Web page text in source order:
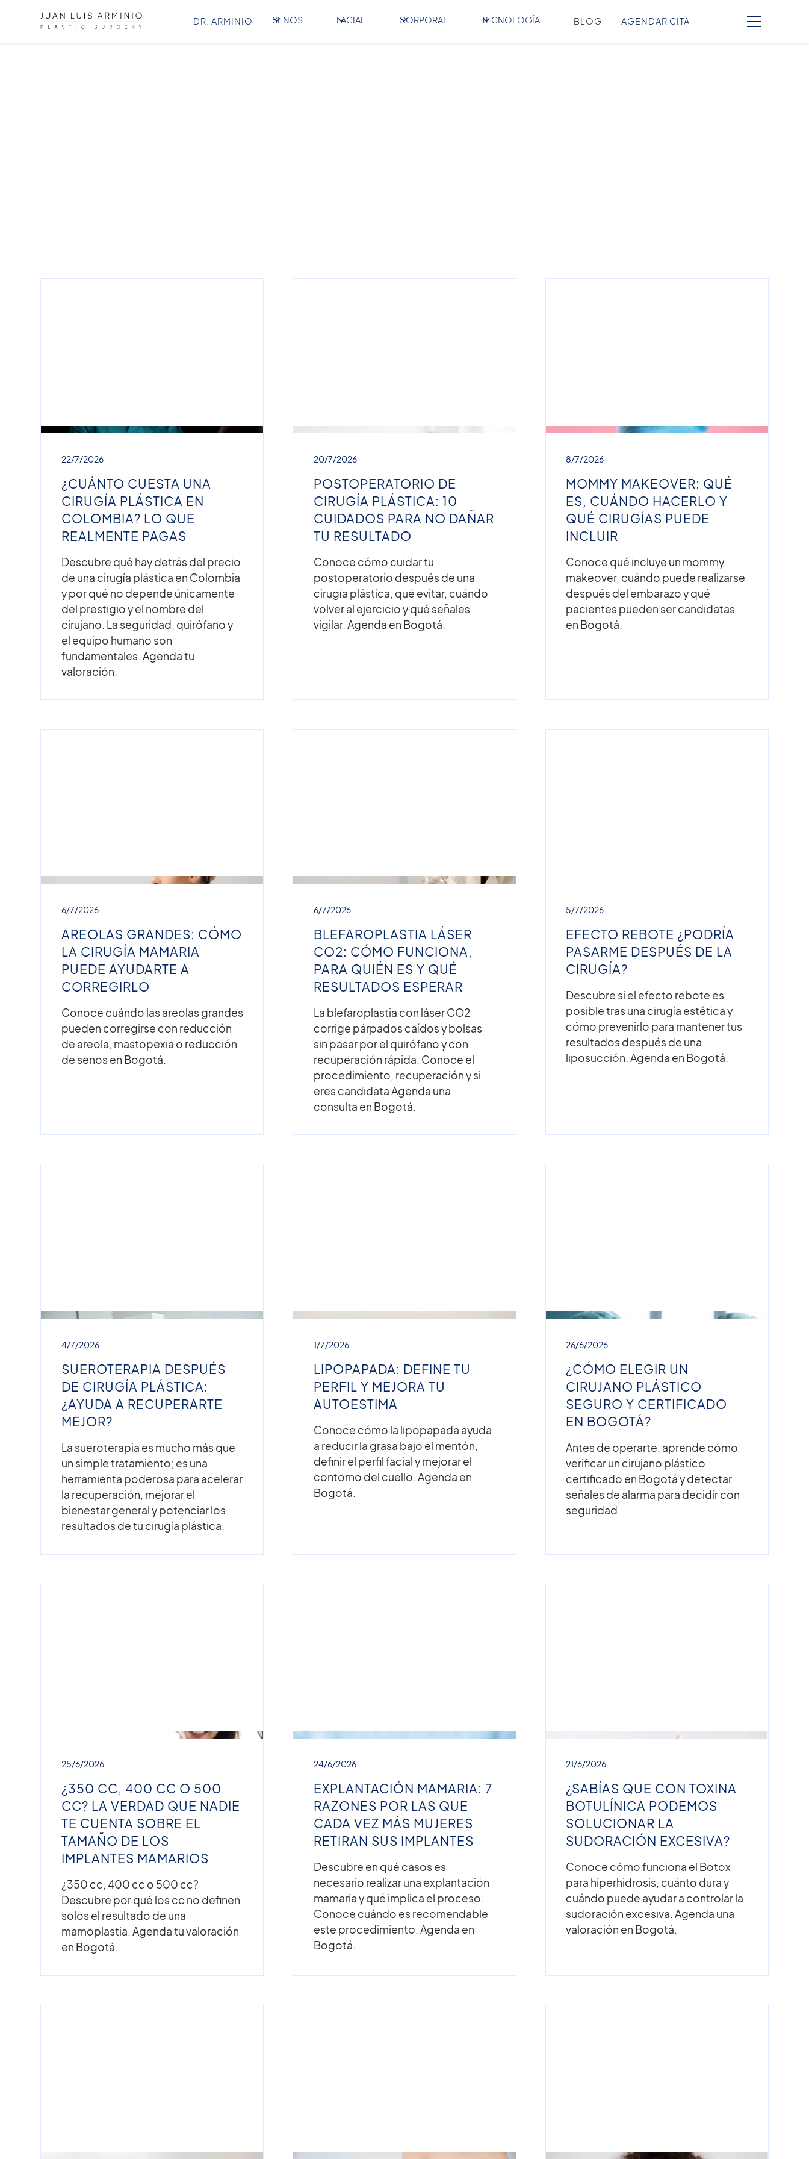
DR. ARMINIO SENOS FACIAL CORPORAL TECNOLOGÍA BLOG AGENDAR CITA
22/7/2026
¿CUÁNTO CUESTA UNA
CIRUGÍA PLÁSTICA EN
COLOMBIA? LO QUE
REALMENTE PAGAS
Descubre qué hay detrás del precio
de una cirugía plástica en Colombia
y por qué no depende únicamente
del prestigio y el nombre del
cirujano. La seguridad, quirófano y
el equipo humano son
fundamentales. Agenda tu
valoración.
20/7/2026
POSTOPERATORIO DE
CIRUGÍA PLÁSTICA: 10
CUIDADOS PARA NO DAÑAR
TU RESULTADO
Conoce cómo cuidar tu
postoperatorio después de una
cirugía plástica, qué evitar, cuándo
volver al ejercicio y qué señales
vigilar. Agenda en Bogotá.
8/7/2026
MOMMY MAKEOVER: QUÉ
ES, CUÁNDO HACERLO Y
QUÉ CIRUGÍAS PUEDE
INCLUIR
Conoce qué incluye un mommy
makeover, cuándo puede realizarse
después del embarazo y qué
pacientes pueden ser candidatas
en Bogotá.
6/7/2026
AREOLAS GRANDES: CÓMO
LA CIRUGÍA MAMARIA
PUEDE AYUDARTE A
CORREGIRLO
Conoce cuándo las areolas grandes
pueden corregirse con reducción
de areola, mastopexia o reducción
de senos en Bogotá.
6/7/2026
BLEFAROPLASTIA LÁSER
CO2: CÓMO FUNCIONA,
PARA QUIÉN ES Y QUÉ
RESULTADOS ESPERAR
La blefaroplastia con láser CO2
corrige párpados caídos y bolsas
sin pasar por el quirófano y con
recuperación rápida. Conoce el
procedimiento, recuperación y si
eres candidata Agenda una
consulta en Bogotá.
5/7/2026
EFECTO REBOTE ¿PODRÍA
PASARME DESPUÉS DE LA
CIRUGÍA?
Descubre si el efecto rebote es
posible tras una cirugía estética y
cómo prevenirlo para mantener tus
resultados después de una
liposucción. Agenda en Bogotá.
4/7/2026
SUEROTERAPIA DESPUÉS
DE CIRUGÍA PLÁSTICA:
¿AYUDA A RECUPERARTE
MEJOR?
La sueroterapia es mucho más que
un simple tratamiento; es una
herramienta poderosa para acelerar
la recuperación, mejorar el
bienestar general y potenciar los
resultados de tu cirugía plástica.
1/7/2026
LIPOPAPADA: DEFINE TU
PERFIL Y MEJORA TU
AUTOESTIMA
Conoce cómo la lipopapada ayuda
a reducir la grasa bajo el mentón,
definir el perfil facial y mejorar el
contorno del cuello. Agenda en
Bogotá.
26/6/2026
¿CÓMO ELEGIR UN
CIRUJANO PLÁSTICO
SEGURO Y CERTIFICADO
EN BOGOTÁ?
Antes de operarte, aprende cómo
verificar un cirujano plástico
certificado en Bogotá y detectar
señales de alarma para decidir con
seguridad.
25/6/2026
¿350 CC, 400 CC O 500
CC? LA VERDAD QUE NADIE
TE CUENTA SOBRE EL
TAMAÑO DE LOS
IMPLANTES MAMARIOS
¿350 cc, 400 cc o 500 cc?
Descubre por qué los cc no definen
solos el resultado de una
mamoplastia. Agenda tu valoración
en Bogotá.
24/6/2026
EXPLANTACIÓN MAMARIA: 7
RAZONES POR LAS QUE
CADA VEZ MÁS MUJERES
RETIRAN SUS IMPLANTES
Descubre en qué casos es
necesario realizar una explantación
mamaria y qué implica el proceso.
Conoce cuándo es recomendable
este procedimiento. Agenda en
Bogotá.
21/6/2026
¿SABÍAS QUE CON TOXINA
BOTULÍNICA PODEMOS
SOLUCIONAR LA
SUDORACIÓN EXCESIVA?
Conoce cómo funciona el Botox
para hiperhidrosis, cuánto dura y
cuándo puede ayudar a controlar la
sudoración excesiva. Agenda una
valoración en Bogotá.